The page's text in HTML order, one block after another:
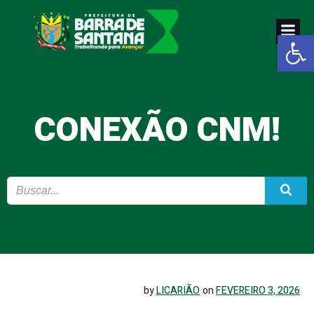
Abrir
Pular
para
o
conteúdo
CONEXÃO CNM!
byLICARIÃOonFEVEREIRO 3, 2026